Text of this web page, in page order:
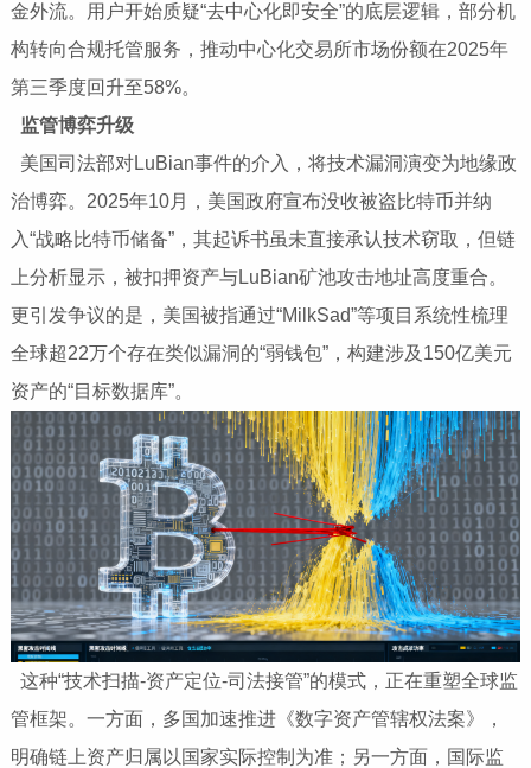
金外流。用户开始质疑“去中心化即安全”的底层逻辑，部分机
构转向合规托管服务，推动中心化交易所市场份额在2025年
第三季度回升至58%。
监管博弈升级
美国司法部对LuBian事件的介入，将技术漏洞演变为地缘政
治博弈。2025年10月，美国政府宣布没收被盗比特币并纳
入“战略比特币储备”，其起诉书虽未直接承认技术窃取，但链
上分析显示，被扣押资产与LuBian矿池攻击地址高度重合。
更引发争议的是，美国被指通过“MilkSad”等项目系统性梳理
全球超22万个存在类似漏洞的“弱钱包”，构建涉及150亿美元
资产的“目标数据库”。
这种“技术扫描-资产定位-司法接管”的模式，正在重塑全球监
管框架。一方面，多国加速推进《数字资产管辖权法案》，
明确链上资产归属以国家实际控制为准；另一方面，国际监